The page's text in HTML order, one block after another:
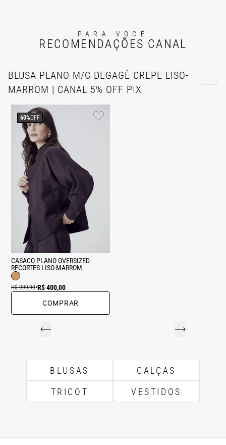
PARA VOCÊ
RECOMENDAÇÕES CANAL
BLUSA PLANO M/C DEGAGÊ CREPE LISO-
MARROM | CANAL 5% OFF PIX
CASACO PLANO OVERSIZED
RECORTES LISO-MARROM
R$ 999,99•R$ 400,00
60%OFF
COMPRAR
BLUSAS
CALÇAS
TRICOT
VESTIDOS